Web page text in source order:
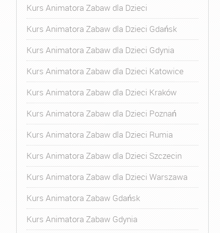
Kurs Animatora Zabaw dla Dzieci
Kurs Animatora Zabaw dla Dzieci Gdańsk
Kurs Animatora Zabaw dla Dzieci Gdynia
Kurs Animatora Zabaw dla Dzieci Katowice
Kurs Animatora Zabaw dla Dzieci Kraków
Kurs Animatora Zabaw dla Dzieci Poznań
Kurs Animatora Zabaw dla Dzieci Rumia
Kurs Animatora Zabaw dla Dzieci Szczecin
Kurs Animatora Zabaw dla Dzieci Warszawa
Kurs Animatora Zabaw Gdańsk
Kurs Animatora Zabaw Gdynia